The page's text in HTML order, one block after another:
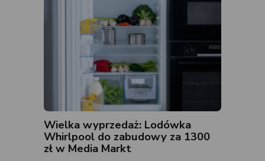
Wielka wyprzedaż: Lodówka
Whirlpool do zabudowy za 1300
zł w Media Markt